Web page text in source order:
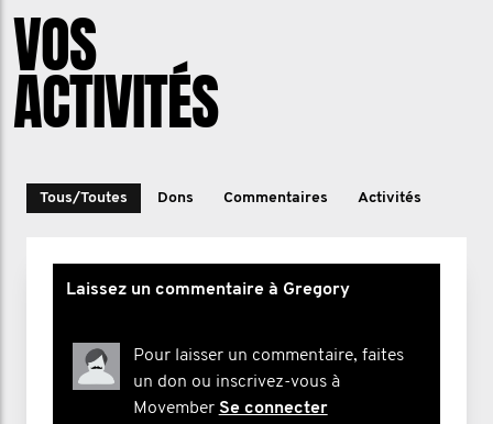
VOS
ACTIVITÉS
Tous/Toutes Dons Commentaires Activités
Laissez un commentaire à Gregory
Pour laisser un commentaire, faites
un don ou inscrivez-vous à
Movember Se connecter